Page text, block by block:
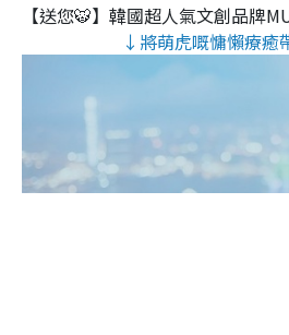
【送您🐯】韓國超人氣文創品牌
↓將萌虎嘅慵懶療癒